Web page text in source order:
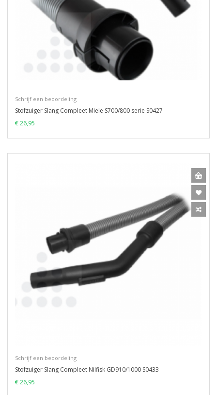
Schrijf een beoordeling
Stofzuiger Slang Compleet Miele S700/800 serie S0427
€ 26,95
Schrijf een beoordeling
Stofzuiger Slang Compleet Nilfisk GD910/1000 S0433
€ 26,95